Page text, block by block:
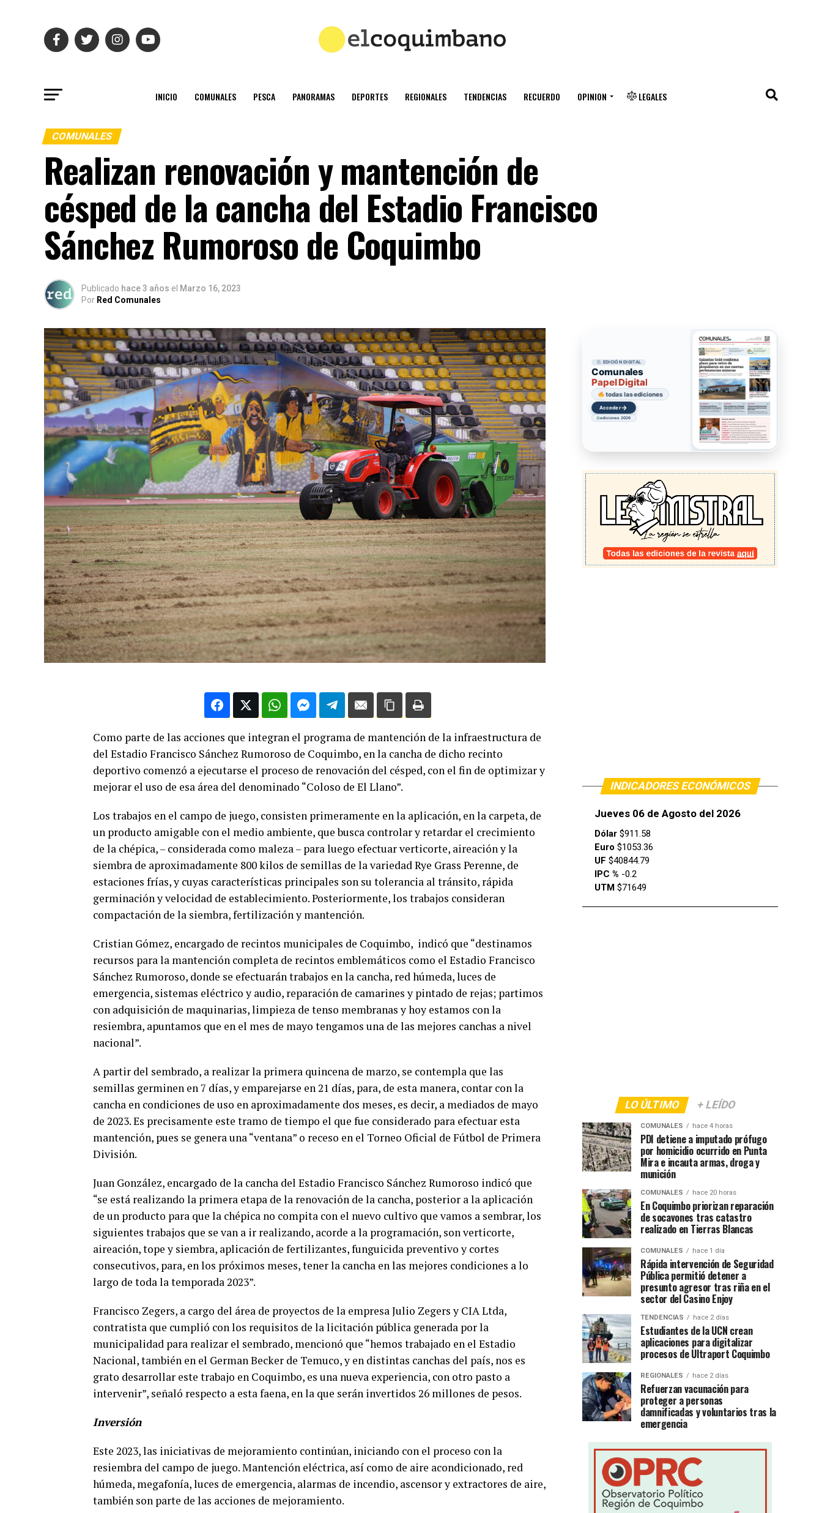
INICIO COMUNALES PESCA PANORAMAS DEPORTES REGIONALES TENDENCIAS RECUERDO OPINION LEGALES
COMUNALES
Realizan renovación y mantención de
césped de la cancha del Estadio Francisco
Sánchez Rumoroso de Coquimbo
Publicado hace 3 años el Marzo 16, 2023
Por Red Comunales
Como parte de las acciones que integran el programa de mantención de la infraestructura de
del Estadio Francisco Sánchez Rumoroso de Coquimbo, en la cancha de dicho recinto
deportivo comenzó a ejecutarse el proceso de renovación del césped, con el fin de optimizar y
mejorar el uso de esa área del denominado “Coloso de El Llano”.
Los trabajos en el campo de juego, consisten primeramente en la aplicación, en la carpeta, de
un producto amigable con el medio ambiente, que busca controlar y retardar el crecimiento
de la chépica, – considerada como maleza – para luego efectuar verticorte, aireación y la
siembra de aproximadamente 800 kilos de semillas de la variedad Rye Grass Perenne, de
estaciones frías, y cuyas características principales son su tolerancia al tránsito, rápida
germinación y velocidad de establecimiento. Posteriormente, los trabajos consideran
compactación de la siembra, fertilización y mantención.
Cristian Gómez, encargado de recintos municipales de Coquimbo, indicó que “destinamos
recursos para la mantención completa de recintos emblemáticos como el Estadio Francisco
Sánchez Rumoroso, donde se efectuarán trabajos en la cancha, red húmeda, luces de
emergencia, sistemas eléctrico y audio, reparación de camarines y pintado de rejas; partimos
con adquisición de maquinarias, limpieza de tenso membranas y hoy estamos con la
resiembra, apuntamos que en el mes de mayo tengamos una de las mejores canchas a nivel
nacional”.
A partir del sembrado, a realizar la primera quincena de marzo, se contempla que las
semillas germinen en 7 días, y emparejarse en 21 días, para, de esta manera, contar con la
cancha en condiciones de uso en aproximadamente dos meses, es decir, a mediados de mayo
de 2023. Es precisamente este tramo de tiempo el que fue considerado para efectuar esta
mantención, pues se genera una “ventana” o receso en el Torneo Oficial de Fútbol de Primera
División.
Juan González, encargado de la cancha del Estadio Francisco Sánchez Rumoroso indicó que
“se está realizando la primera etapa de la renovación de la cancha, posterior a la aplicación
de un producto para que la chépica no compita con el nuevo cultivo que vamos a sembrar, los
siguientes trabajos que se van a ir realizando, acorde a la programación, son verticorte,
aireación, tope y siembra, aplicación de fertilizantes, funguicida preventivo y cortes
consecutivos, para, en los próximos meses, tener la cancha en las mejores condiciones a lo
largo de toda la temporada 2023”.
Francisco Zegers, a cargo del área de proyectos de la empresa Julio Zegers y CIA Ltda,
contratista que cumplió con los requisitos de la licitación pública generada por la
municipalidad para realizar el sembrado, mencionó que “hemos trabajado en el Estadio
Nacional, también en el German Becker de Temuco, y en distintas canchas del país, nos es
grato desarrollar este trabajo en Coquimbo, es una nueva experiencia, con otro pasto a
intervenir”, señaló respecto a esta faena, en la que serán invertidos 26 millones de pesos.
Inversión
Este 2023, las iniciativas de mejoramiento continúan, iniciando con el proceso con la
resiembra del campo de juego. Mantención eléctrica, así como de aire acondicionado, red
húmeda, megafonía, luces de emergencia, alarmas de incendio, ascensor y extractores de aire,
también son parte de las acciones de mejoramiento.
EDICIÓN DIGITAL
Comunales
Papel Digital
todas las ediciones
Acceder→
ediciones 2026
INDICADORES ECONÓMICOS
Jueves 06 de Agosto del 2026
Dólar $911.58
Euro $1053.36
UF $40844.79
IPC % -0.2
UTM $71649
LO ÚLTIMO + LEÍDO
COMUNALES hace 4 horas
PDI detiene a imputado prófugo
por homicidio ocurrido en Punta
Mira e incauta armas, droga y
munición
COMUNALES hace 20 horas
En Coquimbo priorizan reparación
de socavones tras catastro
realizado en Tierras Blancas
COMUNALES hace 1 día
Rápida intervención de Seguridad
Pública permitió detener a
presunto agresor tras riña en el
sector del Casino Enjoy
TENDENCIAS hace 2 días
Estudiantes de la UCN crean
aplicaciones para digitalizar
procesos de Ultraport Coquimbo
REGIONALES hace 2 días
Refuerzan vacunación para
proteger a personas
damnificadas y voluntarios tras la
emergencia